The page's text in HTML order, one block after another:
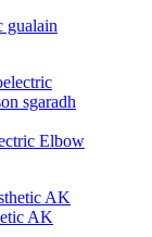
gualain
Elbow
AK